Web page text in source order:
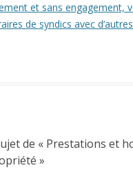
et sans engagement,
de syndics avec
de « Prestations et
»